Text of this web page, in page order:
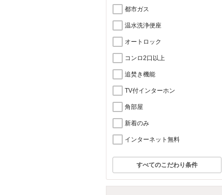
都市ガス
温水洗浄便座
オートロック
コンロ2口以上
追焚き機能
TV付インターホン
角部屋
新着のみ
インターネット無料
すべてのこだわり条件